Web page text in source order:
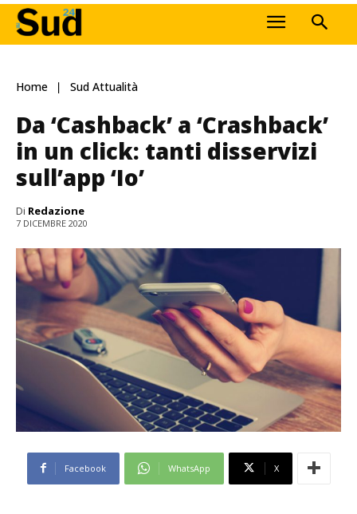
Home Sud Attualità
Da ‘Cashback’ a ‘Crashback’
in un click: tanti disservizi
sull’app ‘Io’
Di Redazione
7 DICEMBRE 2020
Facebook WhatsApp X